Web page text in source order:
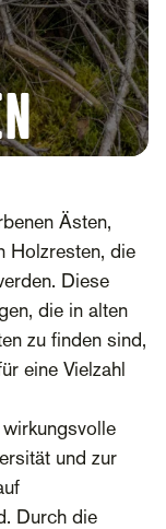
Ästen,
Holzresten, die
Diese
die in alten
zu finden sind,
eine Vielzahl
wirkungsvolle
und zur
Durch die